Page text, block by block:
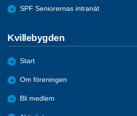
SPF Seniorernas intranät
Kvillebygden
Start
Om föreningen
Bli medlem